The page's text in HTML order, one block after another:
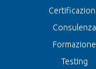
Consulenza
Formazione
Testing